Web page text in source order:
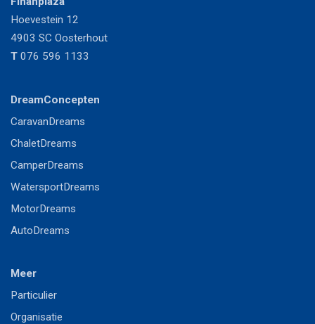
Hoevestein 12
4903 SC Oosterhout
T 076 596 1133
DreamConcepten
CaravanDreams
ChaletDreams
CamperDreams
WatersportDreams
MotorDreams
AutoDreams
Meer
Particulier
Organisatie